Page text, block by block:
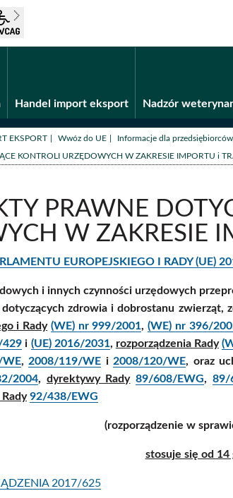
Handel import eksport Nadzór
EKSPORT /Wwóz do UE /Informacje dla przedsiębiorców
KONTROLI URZĘDOWYCH W ZAKRESIE IMPORTU i
PRAWNE
W ZAKRESIE
EUROPEJSKIEGO I RADY (UE)
i innych czynności urzędowych
dotyczących zdrowia i dobrostanu
i Rady (WE) nr 999/2001,(WE) nr 396/
429 i (UE) 2016/2031, rozporządzenia Rady
, 2008/119/WE i 2008/120/WE, oraz
2004, dyrektywy Rady 89/608/EWG, 89/
92/438/EWG
(rozporządzenie w
stosuje się od 14
2017/625